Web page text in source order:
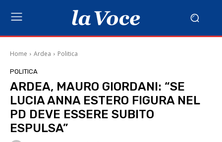
Home Ardea Politica
POLITICA
ARDEA, MAURO GIORDANI: “SE
LUCIA ANNA ESTERO FIGURA NEL
PD DEVE ESSERE SUBITO
ESPULSA”